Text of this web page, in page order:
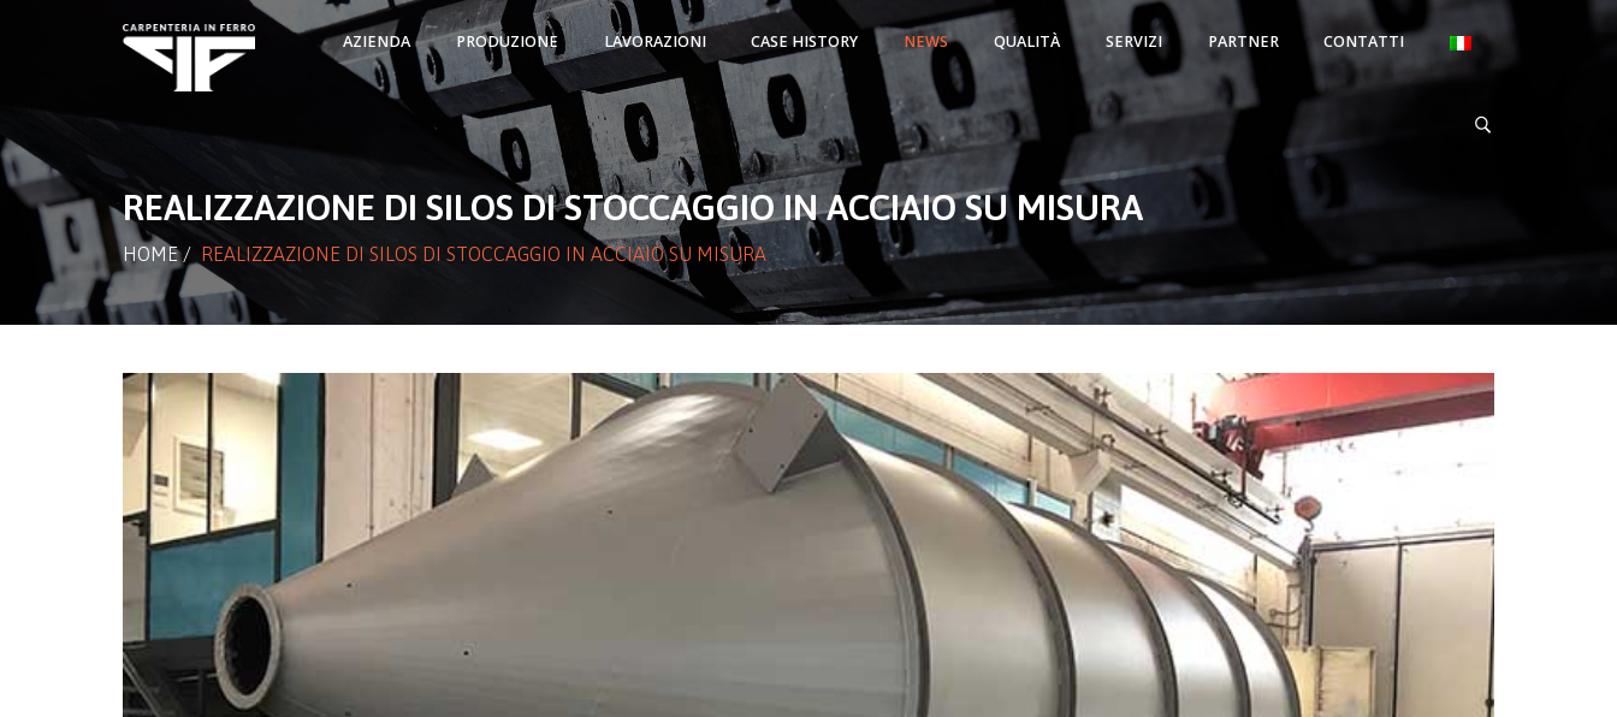
AZIENDA PRODUZIONE LAVORAZIONI CASE HISTORY NEWS QUALITÀ SERVIZI PARTNER CONTATTI
REALIZZAZIONE DI SILOS DI STOCCAGGIO IN ACCIAIO SU MISURA
HOME/ REALIZZAZIONE DI SILOS DI STOCCAGGIO IN ACCIAIO SU MISURA